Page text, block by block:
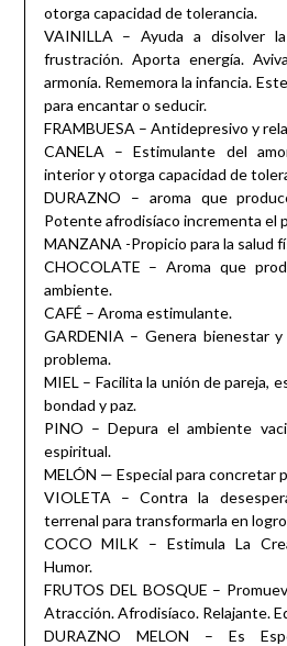
otorga capacidad de tolerancia.
VAINILLA – Ayuda a disolver
frustración. Aporta energía.
armonía. Rememora la infancia.
para encantar o seducir.
FRAMBUESA – Antidepresivo y
CANELA – Estimulante del
interior y otorga capacidad de
DURAZNO – aroma que
Potente afrodisíaco incrementa el
MANZANA -Propicio para la salud
CHOCOLATE – Aroma que
ambiente.
CAFÉ – Aroma estimulante.
GARDENIA – Genera bienestar
problema.
MIEL – Facilita la unión de pareja,
bondad y paz.
PINO – Depura el ambiente
espiritual.
MELÓN — Especial para concretar
VIOLETA – Contra la
terrenal para transformarla en
COCO MILK – Estimula La
Humor.
FRUTOS DEL BOSQUE –
Atracción. Afrodisíaco. Relajante.
DURAZNO MELON – Es